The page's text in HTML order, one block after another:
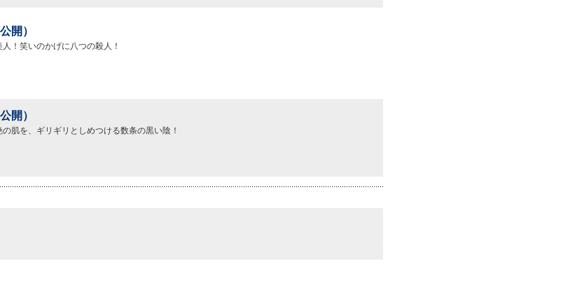
開）
！笑いのかげに八つの殺人！
開）
肌を、ギリギリとしめつける数条の黒い陰！